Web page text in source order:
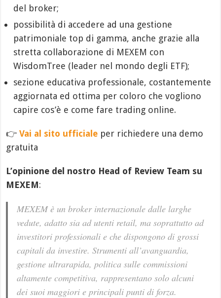
del broker;
possibilità di accedere ad una gestione
patrimoniale top di gamma, anche grazie alla
stretta collaborazione di MEXEM con
WisdomTree (leader nel mondo degli ETF);
sezione educativa professionale, costantemente
aggiornata ed ottima per coloro che vogliono
capire cos’è e come fare trading online.
👉Vai al sito ufficiale per richiedere una demo
gratuita
L’opinione del nostro Head of Review Team su
MEXEM:
MEXEM è un broker internazionale dalle larghe
vedute, adatto sia ad utenti retail, ma soprattutto ad
investitori professionali e che dispongono di grossi
capitali da investire. Strumenti all’avanguardia,
gestione ultrarapida, politica sulle commissioni
altamente competitiva, rappresentano solo alcuni
dei suoi maggiori e principali punti di forza.